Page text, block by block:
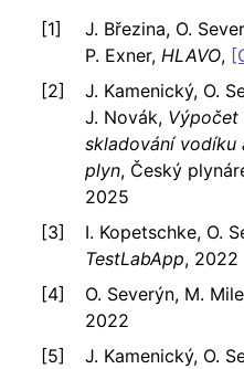
J. Březina, O.
P. Exner, HLAVO,
J. Kamenický, O.
J. Novák, Výpočet
skladování vodíku
plyn, Český
2025
I. Kopetschke, O.
TestLabApp, 2022
O. Severýn, M.
2022
J. Kamenický, O.